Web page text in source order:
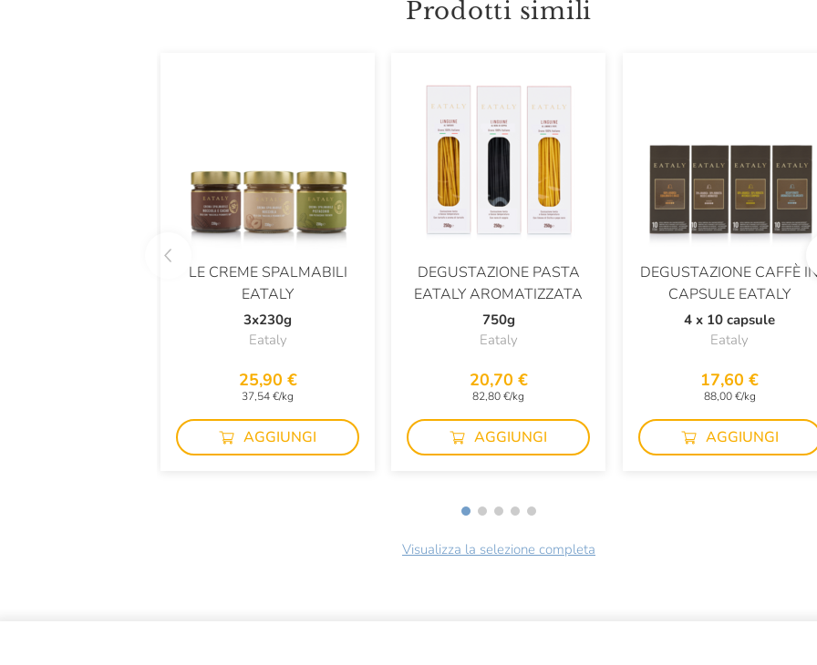
Prodotti simili
LE CREME SPALMABILI
EATALY
3x230g
Eataly
25,90 €
37,54 €/kg
AGGIUNGI
DEGUSTAZIONE PASTA
EATALY AROMATIZZATA
750g
Eataly
20,70 €
82,80 €/kg
AGGIUNGI
DEGUSTAZIONE CAFFÈ IN
CAPSULE EATALY
4 x 10 capsule
Eataly
17,60 €
88,00 €/kg
AGGIUNGI
Visualizza la selezione completa